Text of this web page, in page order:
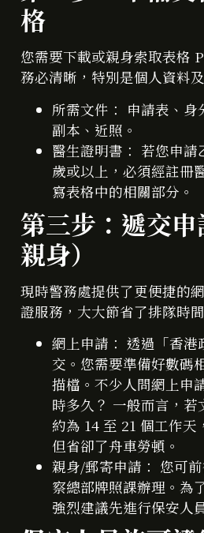
格
您需要下載或親身索取表格
務必清晰，特別是個人資料
所需文件： 申請表、身
副本、近照。
醫生證明書： 若您申請
歲或以上，必須經註冊
寫表格中的相關部分。
第三步：遞交
親身）
現時警務處提供了更便捷的
證服務，大大節省了排隊時間
網上申請： 透過「香港
交。您需要準備好數碼
描檔。不少人問網上申
時多久？ 一般而言，若
約為 14 至 21 個工作天
但省卻了舟車勞頓。
親身/郵寄申請： 您可
察總部牌照課辦理。為
強烈建議先進行保安人